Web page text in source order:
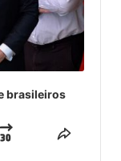
brasileiros
JUMP